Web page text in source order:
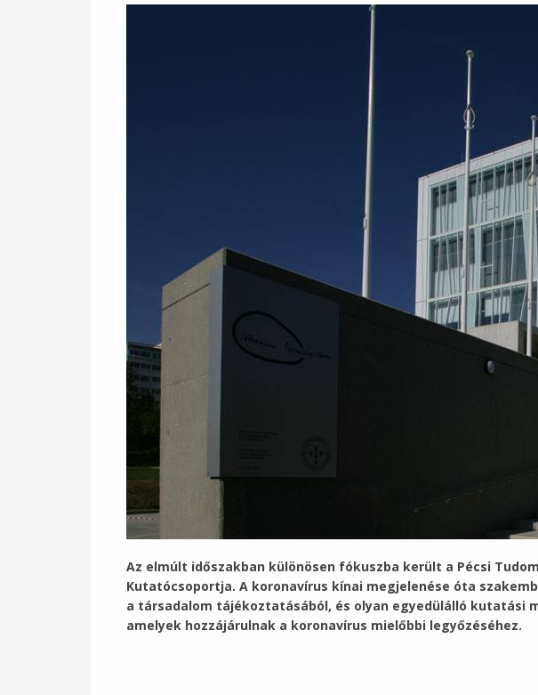
Az elmúlt időszakban különösen fókuszba került a Pécsi
Kutatócsoportja. A koronavírus kínai megjelenése óta
a társadalom tájékoztatásából, és olyan egyedülálló kutatási
amelyek hozzájárulnak a koronavírus mielőbbi legyőzéséhez.